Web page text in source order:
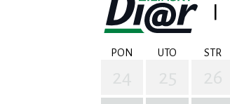
PON UTO STR